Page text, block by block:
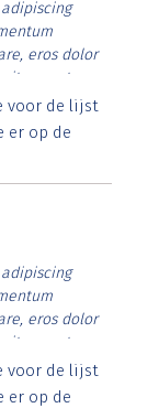
eros dolor
erat.
lorem
posuere.
voor de lijst
er op de
eros dolor
erat.
lorem
posuere.
voor de lijst
er op de